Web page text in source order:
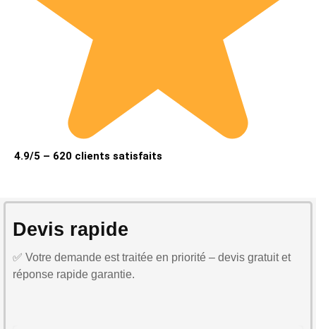
4.9/5 – 620 clients satisfaits
Devis rapide
✅ Votre demande est traitée en priorité – devis gratuit et
réponse rapide garantie.